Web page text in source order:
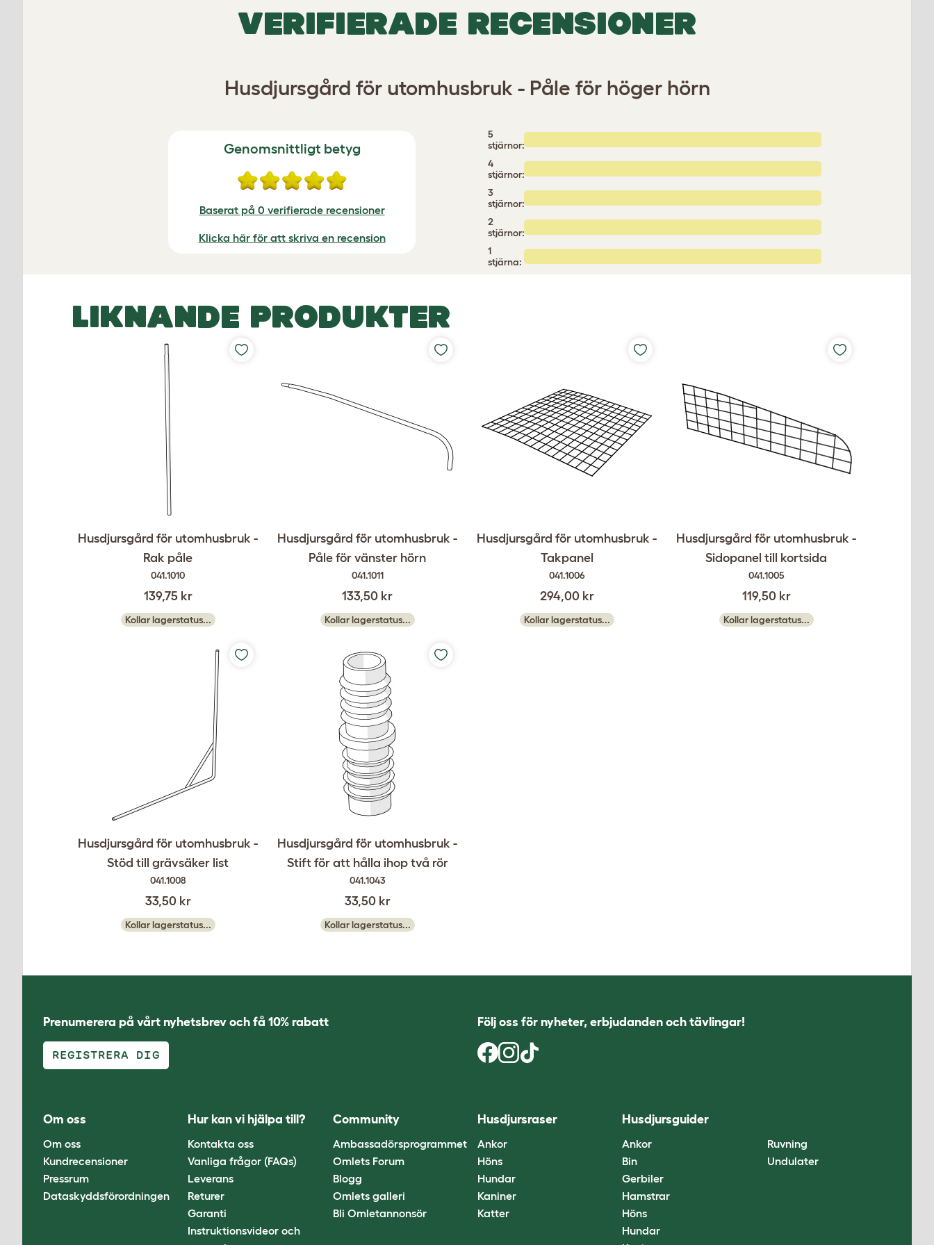
VERIFIERADE RECENSIONER
Husdjursgård för utomhusbruk - Påle för höger hörn
Genomsnittligt betyg
Baserat på 0 verifierade recensioner
Klicka här för att skriva en recension
5
stjärnor:
4
stjärnor:
3
stjärnor:
2
stjärnor:
1
stjärna:
LIKNANDE PRODUKTER
Husdjursgård för utomhusbruk -
Rak påle
041.1010
139,75 kr
Kollar lagerstatus...
Husdjursgård för utomhusbruk -
Påle för vänster hörn
041.1011
133,50 kr
Kollar lagerstatus...
Husdjursgård för utomhusbruk -
Takpanel
041.1006
294,00 kr
Kollar lagerstatus...
Husdjursgård för utomhusbruk -
Sidopanel till kortsida
041.1005
119,50 kr
Kollar lagerstatus...
Husdjursgård för utomhusbruk -
Stöd till grävsäker list
041.1008
33,50 kr
Kollar lagerstatus...
Husdjursgård för utomhusbruk -
Stift för att hålla ihop två rör
041.1043
33,50 kr
Kollar lagerstatus...
Prenumerera på vårt nyhetsbrev och få 10% rabatt
REGISTRERA DIG
Följ oss för nyheter, erbjudanden och tävlingar!
Om oss
Om oss
Kundrecensioner
Pressrum
Dataskyddsförordningen
Hur kan vi hjälpa till?
Kontakta oss
Vanliga frågor (FAQs)
Leverans
Returer
Garanti
Instruktionsvideor och
Community
Ambassadörsprogrammet
Omlets Forum
Blogg
Omlets galleri
Bli Omletannonsör
Husdjursraser
Ankor
Höns
Hundar
Kaniner
Katter
Husdjursguider
Ankor
Bin
Gerbiler
Hamstrar
Höns
Hundar
Ruvning
Undulater